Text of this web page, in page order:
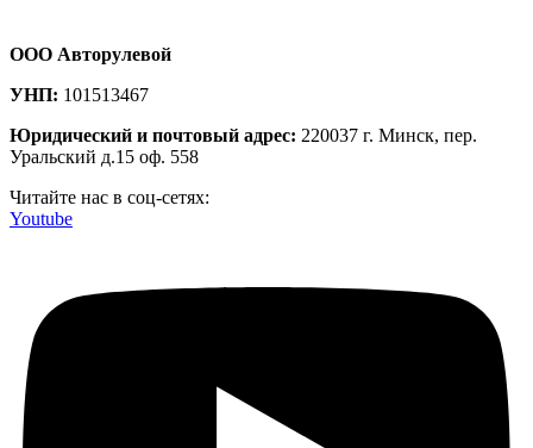
ООО Авторулевой
УНП: 101513467
Юридический и почтовый адрес: 220037 г. Минск, пер.
Уральский д.15 оф. 558
Читайте нас в соц-сетях:
Youtube